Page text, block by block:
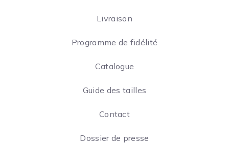
Livraison
Programme de fidélité
Catalogue
Guide des tailles
Contact
Dossier de presse